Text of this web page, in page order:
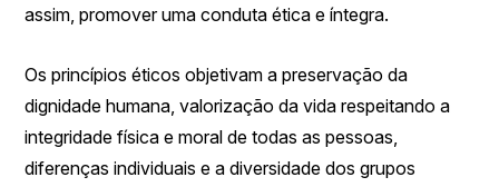
assim, promover uma conduta ética e íntegra.
Os princípios éticos objetivam a preservação da
dignidade humana, valorização da vida respeitando a
integridade física e moral de todas as pessoas,
diferenças individuais e a diversidade dos grupos